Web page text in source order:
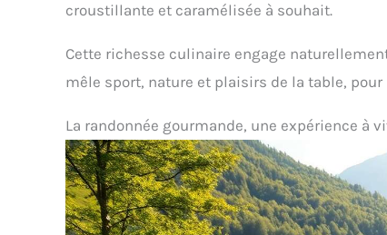
croustillante et caramélisée à souhait.
Cette richesse culinaire engage
mêle sport, nature et plaisirs de la table,
La randonnée gourmande, une expérience à